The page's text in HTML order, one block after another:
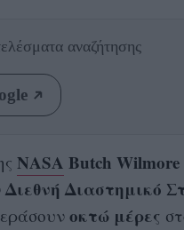
αναζήτησης
NASA Butch Wilmore
Διεθνή Διαστημικό
οκτώ μέρες